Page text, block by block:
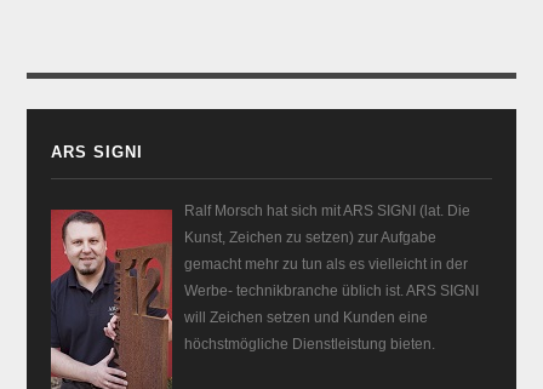
ARS SIGNI
Ralf Morsch hat sich mit ARS SIGNI (lat. Die
Kunst, Zeichen zu setzen) zur Aufgabe
gemacht mehr zu tun als es vielleicht in der
Werbe- technikbranche üblich ist. ARS SIGNI
will Zeichen setzen und Kunden eine
höchstmögliche Dienstleistung bieten.